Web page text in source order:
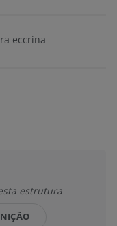
eccrina
estrutura